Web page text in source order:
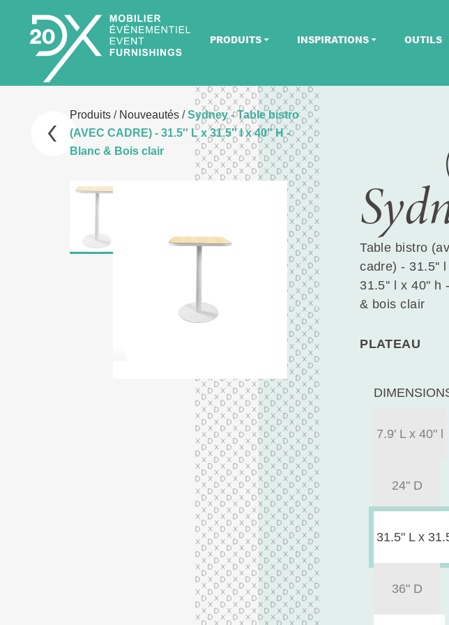
PRODUITS INSPIRATIONS OUTILS
Produits/ Nouveautés/Sydney - Table bistro
(AVEC CADRE) - 31.5'' L x 31.5'' l x 40" H -
Blanc & Bois clair
Table bistro
cadre) - 31.5'' l
31.5'' l x 40" h
& bois clair
PLATEAU
7.9' L x 40" l
24" D
31.5" L x
36" D